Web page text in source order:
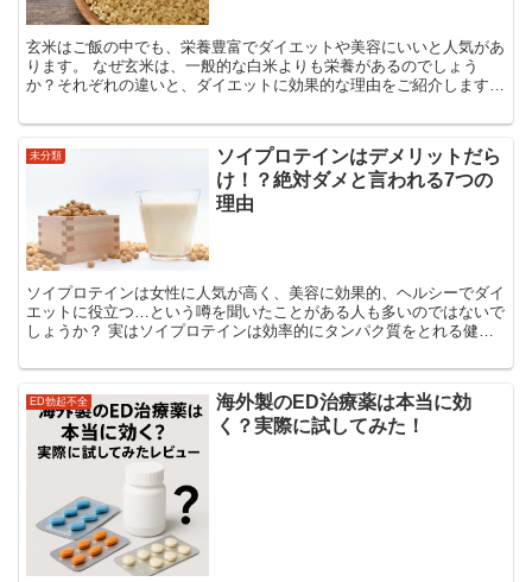
玄米はご飯の中でも、栄養豊富でダイエットや美容にいいと人気があ
ります。 なぜ玄米は、一般的な白米よりも栄養があるのでしょう
か？それぞれの違いと、ダイエットに効果的な理由をご紹介します。
未分類
ソイプロテインはデメリットだら
け！？絶対ダメと言われる7つの
理由
ソイプロテインは女性に人気が高く、美容に効果的、ヘルシーでダイ
エットに役立つ…という噂を聞いたことがある人も多いのではないで
しょうか？ 実はソイプロテインは効率的にタンパク質をとれる健康
ED勃起不全
海外製のED治療薬は本当に効
く？実際に試してみた！